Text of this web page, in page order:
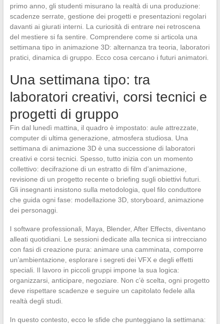
primo anno, gli studenti misurano la realtà di una produzione:
scadenze serrate, gestione dei progetti e presentazioni regolari
davanti ai giurati interni. La curiosità di entrare nei retroscena
del mestiere si fa sentire. Comprendere come si articola una
settimana tipo in animazione 3D: alternanza tra teoria, laboratori
pratici, dinamica di gruppo. Ecco cosa cercano i futuri animatori.
Una settimana tipo: tra
laboratori creativi, corsi tecnici e
progetti di gruppo
Fin dal lunedì mattina, il quadro è impostato: aule attrezzate,
computer di ultima generazione, atmosfera studiosa. Una
settimana di animazione 3D è una successione di laboratori
creativi e corsi tecnici. Spesso, tutto inizia con un momento
collettivo: decifrazione di un estratto di film d’animazione,
revisione di un progetto recente o briefing sugli obiettivi futuri.
Gli insegnanti insistono sulla metodologia, quel filo conduttore
che guida ogni fase: modellazione 3D, storyboard, animazione
dei personaggi.
I software professionali, Maya, Blender, After Effects, diventano
alleati quotidiani. Le sessioni dedicate alla tecnica si intrecciano
con fasi di creazione pura: animare una camminata, comporre
un’ambientazione, esplorare i segreti dei VFX e degli effetti
speciali. Il lavoro in piccoli gruppi impone la sua logica:
organizzarsi, anticipare, negoziare. Non c’è scelta, ogni progetto
deve rispettare scadenze e seguire un capitolato fedele alla
realtà degli studi.
In questo contesto, ecco le sfide che punteggiano la settimana: